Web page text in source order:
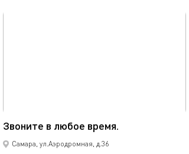
Звоните в любое время.
Самара, ул.Аэродромная, д.36